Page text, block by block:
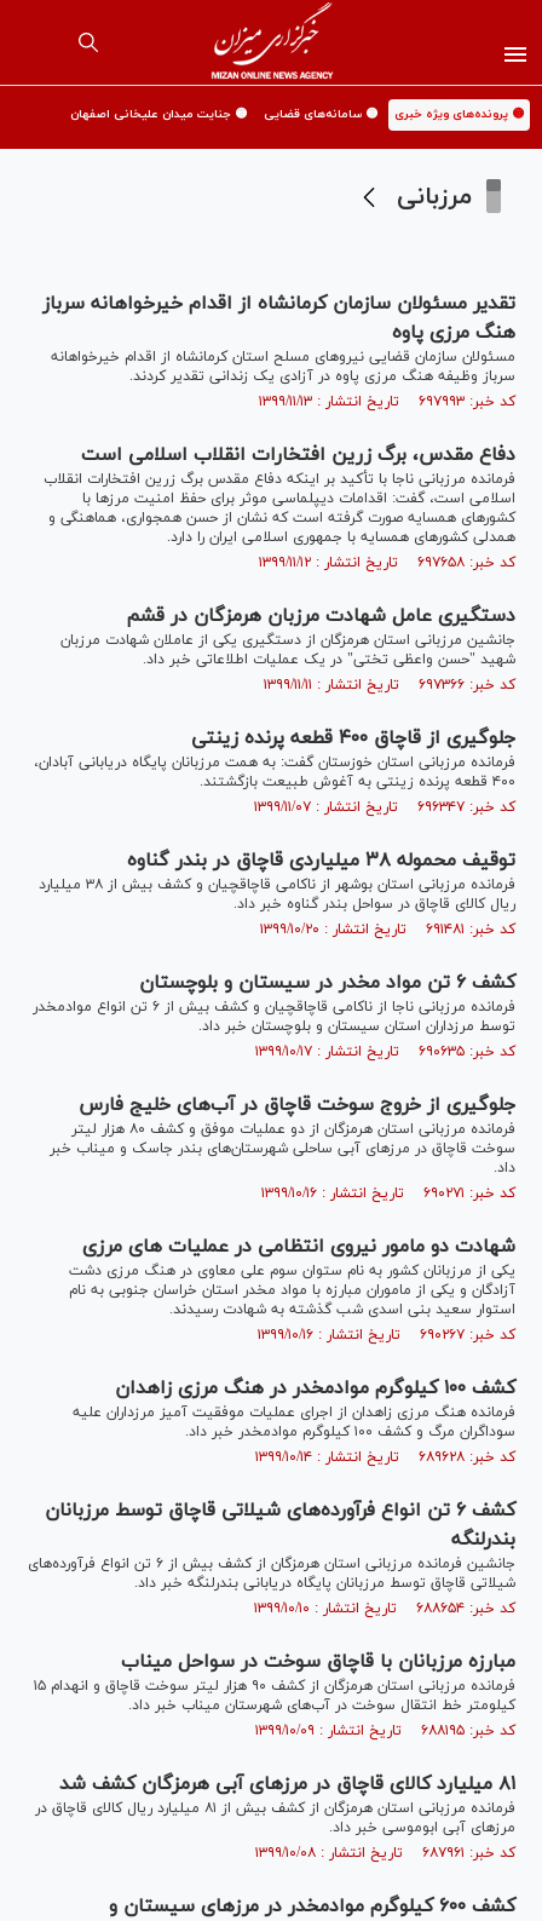
🟡 پرونده‌های ویژه خبری 🟡 سامانه‌های قضایی 🟡 جنایت میدان علیخانی اصفهان
مرزبانی
تقدیر مسئولان سازمان کرمانشاه از اقدام خیرخواهانه سرباز
هنگ مرزی پاوه
مسئولان سازمان قضایی نیرو‌های مسلح استان کرمانشاه از اقدام خیرخواهانه
سرباز وظیفه هنگ مرزی پاوه در آزادی یک زندانی تقدیر کردند.
کد خبر: ۶۹۷۹۹۳ تاریخ انتشار : ۱۳۹۹/۱۱/۱۳
دفاع مقدس، برگ زرین افتخارات انقلاب اسلامی است
فرمانده مرزبانی ناجا با تأکید بر اینکه دفاع مقدس برگ زرین افتخارات انقلاب
اسلامی است، گفت: اقدامات دیپلماسی موثر برای حفظ امنیت مرز‌ها با
کشور‌های همسایه صورت گرفته است که نشان از حسن همجواری، هماهنگی و
همدلی کشور‌های همسایه با جمهوری اسلامی ایران را دارد.
کد خبر: ۶۹۷۶۵۸ تاریخ انتشار : ۱۳۹۹/۱۱/۱۲
دستگیری عامل شهادت مرزبان هرمزگان در قشم
جانشین مرزبانی استان هرمزگان از دستگیری یکی از عاملان شهادت مرزبان
شهید "حسن واعظی تختی" در یک عملیات اطلاعاتی خبر داد.
کد خبر: ۶۹۷۳۶۶ تاریخ انتشار : ۱۳۹۹/۱۱/۱۱
جلوگیری از قاچاق ۴۰۰ قطعه پرنده زینتی
فرمانده مرزبانی استان خوزستان گفت: به همت مرزبانان پایگاه دریابانی آبادان،
۴۰۰ قطعه پرنده زینتی به آغوش طبیعت بازگشتند.
کد خبر: ۶۹۶۳۴۷ تاریخ انتشار : ۱۳۹۹/۱۱/۰۷
توقیف محموله ۳۸ میلیاردی قاچاق در بندر گناوه
فرمانده مرزبانی استان بوشهر از ناکامی قاچاقچیان و کشف بیش از ۳۸ میلیارد
ریال کالای قاچاق در سواحل بندر گناوه خبر داد.
کد خبر: ۶۹۱۴۸۱ تاریخ انتشار : ۱۳۹۹/۱۰/۲۰
کشف ۶ تن مواد مخدر در سیستان و بلوچستان
فرمانده مرزبانی ناجا از ناکامی قاچاقچیان و کشف بیش از ۶ تن انواع موادمخدر
توسط مرزداران استان سیستان و بلوچستان خبر داد.
کد خبر: ۶۹۰۶۳۵ تاریخ انتشار : ۱۳۹۹/۱۰/۱۷
جلوگیری از خروج سوخت قاچاق در آب‌های خلیج فارس
فرمانده مرزبانی استان هرمزگان از دو عملیات موفق و کشف ۸۰ هزار لیتر
سوخت قاچاق در مرز‌های آبی ساحلی شهرستان‌های بندر جاسک و میناب خبر
داد.
کد خبر: ۶۹۰۲۷۱ تاریخ انتشار : ۱۳۹۹/۱۰/۱۶
شهادت دو مامور نیروی انتظامی در عملیات های مرزی
یکی از مرزبانان کشور به نام ستوان سوم علی معاوی در هنگ مرزی دشت
آزادگان و یکی از ماموران مبارزه با مواد مخدر استان خراسان جنوبی به نام
استوار سعید بنی اسدی شب گذشته به شهادت رسیدند.
کد خبر: ۶۹۰۲۶۷ تاریخ انتشار : ۱۳۹۹/۱۰/۱۶
کشف ۱۰۰ کیلوگرم موادمخدر در هنگ مرزی زاهدان
فرمانده هنگ مرزی زاهدان از اجرای عملیات موفقیت آمیز مرزداران علیه
سوداگران مرگ و کشف ۱۰۰ کیلوگرم موادمخدر خبر داد.
کد خبر: ۶۸۹۶۲۸ تاریخ انتشار : ۱۳۹۹/۱۰/۱۴
کشف ۶ تن انواع فرآورده‌های شیلاتی قاچاق توسط مرزبانان
بندرلنگه
جانشین فرمانده مرزبانی استان هرمزگان از کشف بیش از ۶ تن انواع فرآورده‌های
شیلاتی قاچاق توسط مرزبانان پایگاه دریابانی بندرلنگه خبر داد.
کد خبر: ۶۸۸۶۵۴ تاریخ انتشار : ۱۳۹۹/۱۰/۱۰
مبارزه مرزبانان با قاچاق سوخت در سواحل میناب
فرمانده مرزبانی استان هرمزگان از کشف ۹۰ هزار لیتر سوخت قاچاق و انهدام ۱۵
کیلومتر خط انتقال سوخت در آب‌های شهرستان میناب خبر داد.
کد خبر: ۶۸۸۱۹۵ تاریخ انتشار : ۱۳۹۹/۱۰/۰۹
۸۱ میلیارد کالای قاچاق در مرز‌های آبی هرمزگان کشف شد
فرمانده مرزبانی استان هرمزگان از کشف بیش از ۸۱ میلیارد ریال کالای قاچاق در
مرز‌های آبی ابوموسی خبر داد.
کد خبر: ۶۸۷۹۶۱ تاریخ انتشار : ۱۳۹۹/۱۰/۰۸
کشف ۶۰۰ کیلوگرم موادمخدر در مرز‌های سیستان و